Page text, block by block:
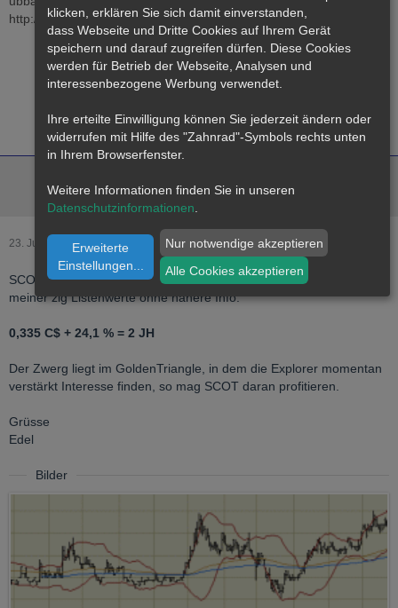
http://www.321gold.com/editorials/sfs/hubbartt061220.html
Gold & Silberbug Moderator
23. Juni 2020 Offizieller Beitrag
SCOT gestern mit dem auffallendsten und größten Kursanstieg
meiner zig Listenwerte ohne nähere Info.
0,335 C$ + 24,1 % = 2 JH
Der Zwerg liegt im GoldenTriangle, in dem die Explorer momentan
verstärkt Interesse finden, so mag SCOT daran profitieren.
Grüsse
Edel
Bilder
klicken, erklären Sie sich damit einverstanden,
dass Webseite und Dritte Cookies auf Ihrem Gerät
speichern und darauf zugreifen dürfen. Diese Cookies
werden für Betrieb der Webseite, Analysen und
interessenbezogene Werbung verwendet.
Ihre erteilte Einwilligung können Sie jederzeit ändern oder
widerrufen mit Hilfe des "Zahnrad"-Symbols rechts unten
in Ihrem Browserfenster.
Weitere Informationen finden Sie in unseren
Datenschutzinformationen
Erweiterte
Einstellungen...
Nur notwendige akzeptieren
Alle Cookies akzeptieren